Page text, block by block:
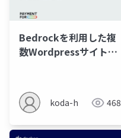
Bedrockを利用した複
数Wordpressサイト管
koda-h 468